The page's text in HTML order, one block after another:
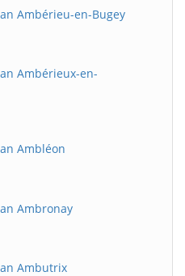
Ambérieu-en-Bugey
Ambérieux-en-
Ambléon
Ambronay
Ambutrix